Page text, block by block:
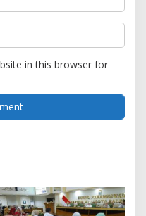
in this browser for